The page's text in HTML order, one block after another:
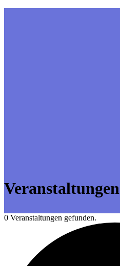
Veranstaltungen
0 Veranstaltungen gefunden.